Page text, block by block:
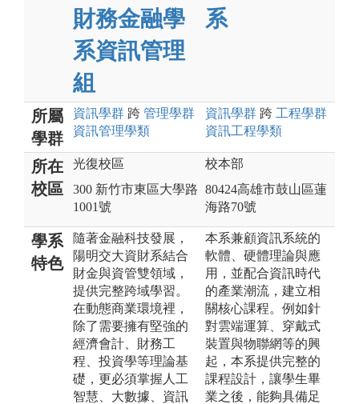
財務金融學
系資訊管理
組
系
所屬
學群
資訊學群 跨 管理學群
資訊管理學類
資訊學群 跨 工程學群
資訊工程學類
所在
校區
光復校區
300 新竹市東區大學路
1001號
校本部
80424高雄市鼓山區蓮
海路70號
學系
特色
隨著金融科技發展，
陽明交大資財系結合
財金與資管雙領域，
提供完整跨域學習。
在動態商業環境裡，
除了需要擁有堅強的
經濟會計、財務工
程、投資學等理論基
礎，更必須掌握人工
智慧、大數據、資訊
本系兼顧資訊系統的
軟體、硬體理論與應
用，並配合資訊時代
的產業潮流，建立相
關核心課程。例如針
對雲端運算、穿戴式
裝置與物聯網等的興
起，本系提供完整的
課程設計，讓學生畢
業之後，能夠具備足